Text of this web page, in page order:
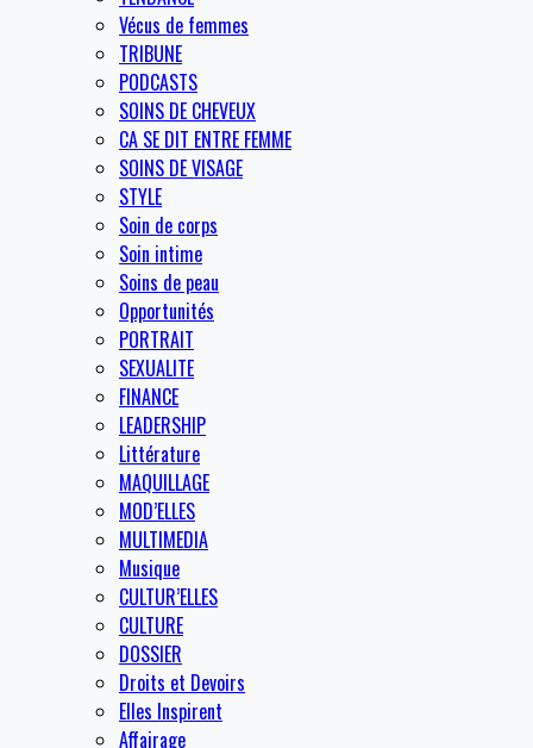
Vécus de femmes
TRIBUNE
PODCASTS
SOINS DE CHEVEUX
CA SE DIT ENTRE FEMME
SOINS DE VISAGE
STYLE
Soin de corps
Soin intime
Soins de peau
Opportunités
PORTRAIT
SEXUALITE
FINANCE
LEADERSHIP
Littérature
MAQUILLAGE
MOD’ELLES
MULTIMEDIA
Musique
CULTUR’ELLES
CULTURE
DOSSIER
Droits et Devoirs
Elles Inspirent
Affairage